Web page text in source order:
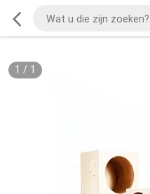
1 / 1